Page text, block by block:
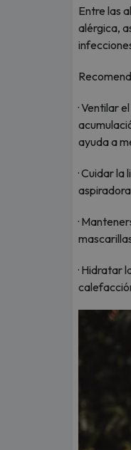
Entre las
alérgica,
· Ventilar
ayuda a
· Cuidar
·
· Hidratar